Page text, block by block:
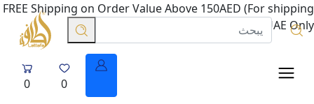
FREE Shipping on Order Value Above 150AED (For shipping
in UAE Only.
0
0